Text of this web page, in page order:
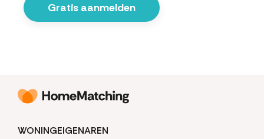
Gratis aanmelden
WONINGEIGENAREN